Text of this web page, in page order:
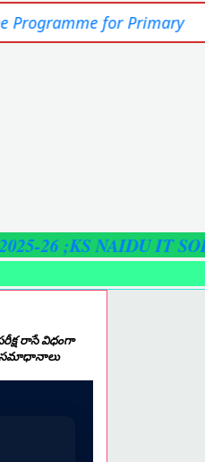
Primary
KS NAIDU IT
రాసే విధంగా
సమాధానాలు